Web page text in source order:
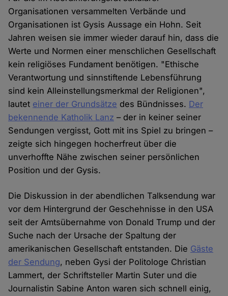
Organisationen versammelten Verbände und
Organisationen ist Gysis Aussage ein Hohn. Seit
Jahren weisen sie immer wieder darauf hin, dass die
Werte und Normen einer menschlichen Gesellschaft
kein religiöses Fundament benötigen. "Ethische
Verantwortung und sinnstiftende Lebensführung
sind kein Alleinstellungsmerkmal der Religionen",
lautet einer der Grundsätze des Bündnisses. Der
bekennende Katholik Lanz – der in keiner seiner
Sendungen vergisst, Gott mit ins Spiel zu bringen –
zeigte sich hingegen hocherfreut über die
unverhoffte Nähe zwischen seiner persönlichen
Position und der Gysis.
Die Diskussion in der abendlichen Talksendung war
vor dem Hintergrund der Geschehnisse in den USA
seit der Amtsübernahme von Donald Trump und der
Suche nach der Ursache der Spaltung der
amerikanischen Gesellschaft entstanden. Die Gäste
der Sendung, neben Gysi der Politologe Christian
Lammert, der Schriftsteller Martin Suter und die
Journalistin Sabine Anton waren sich schnell einig,